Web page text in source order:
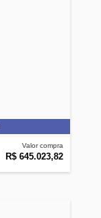
Valor compra
R$ 645.023,82